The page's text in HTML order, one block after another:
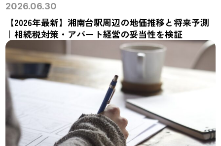
2026.06.30
【2026年最新】湘南台駅周辺の地価推移と将来予測
｜相続税対策・アパート経営の妥当性を検証